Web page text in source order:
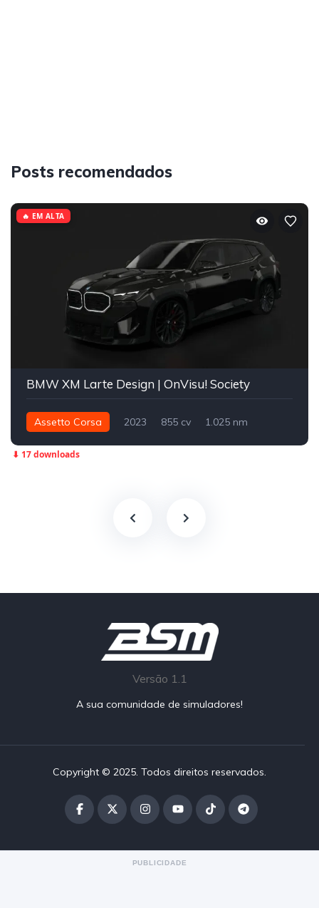
Posts recomendados
BMW XM Larte Design | OnVisu! Society
Assetto Corsa 2023 855 cv
1.025 nm
🔥 EM ALTA
⬇ 17 downloads
Versão 1.1
A sua comunidade de simuladores!
Copyright © 2025. Todos direitos reservados.
PUBLICIDADE